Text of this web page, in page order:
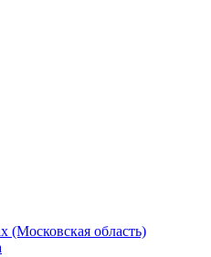
область)